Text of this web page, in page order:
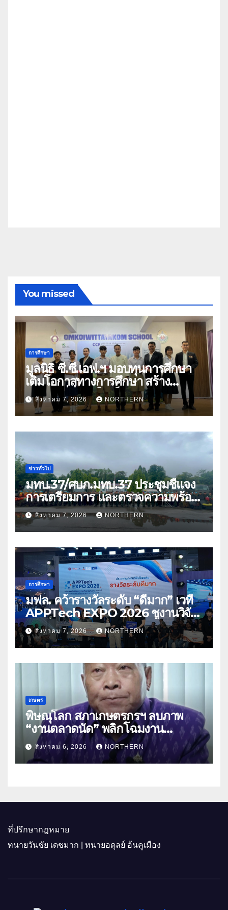
You missed
การศึกษา
มูลนิธิ ซี.ซี.เอฟ.ฯ มอบทุนการศึกษา
เติมโอกาสทางการศึกษา สร้าง
อนาคตที่มั่นคงให้เด็กและเยาวชน
ด้อยโอกาส
สิงหาคม 7, 2026 NORTHERN
ข่าวทั่วไป
มทบ.37/ศบภ.มทบ.37 ประชุมชี้แจง
การเตรียมการ และตรวจความพร้อม
ด้านการบรรเทาสาธารณภัย
สิงหาคม 7, 2026 NORTHERN
การศึกษา
มฟล. คว้ารางวัลระดับ “ดีมาก” เวที
APPTech EXPO 2026 ชูงานวิจัย
สมุนไพร ขับเคลื่อนนวัตกรรมสู่เชิง
พาณิชย์
สิงหาคม 7, 2026 NORTHERN
เกษตร
พิษณุโลก สภาเกษตรกรฯ ลบภาพ
“งานตลาดนัด” พลิกโฉมงาน
“เกษตรรุ่งเรืองเมืองสองแคว 69” มุ่ง
ประโยชน์เกษตรกร ดึงนวัตกรรม-จับ
คู่ธุรกิจดันสินค้าเกษตรสู่สากล (คลิป)
สิงหาคม 6, 2026 NORTHERN
ที่ปรึกษากฎหมาย
ทนายวันชัย เดชมาก | ทนายอดุลย์ อ้นคูเมือง